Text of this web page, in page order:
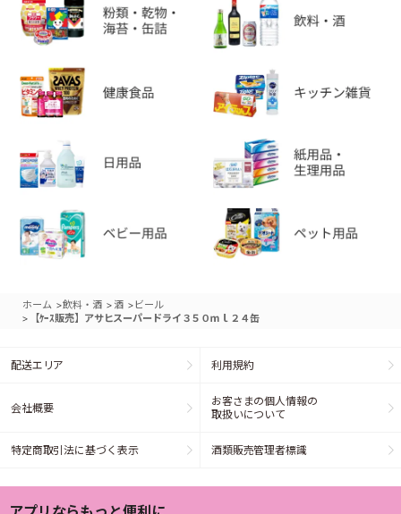
ホーム >飲料・酒 > 酒 > ビール
> 【ｹｰｽ販売】アサヒスーパードライ３５０ｍｌ２４缶
配送エリア 利用規約
会社概要
お客さまの個人情報の
取扱いについて
特定商取引法に基づく表示 酒類販売管理者標識